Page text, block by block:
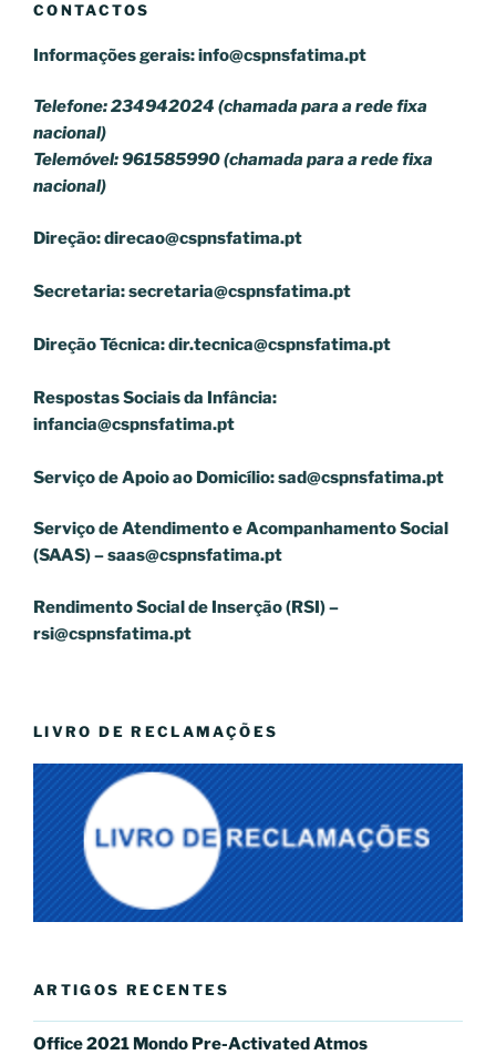
CONTACTOS
Informações gerais:info@cspnsfatima.pt
Telefone: 234942024 (chamada para a rede fixa
nacional)
Telemóvel: 961585990 (chamada para a rede fixa
nacional)
Direção:direcao@cspnsfatima.pt
Secretaria:secretaria@cspnsfatima.pt
Direção Técnica:dir.tecnica@cspnsfatima.pt
Respostas Sociais da Infância:
infancia@cspnsfatima.pt
Serviço de Apoio ao Domicílio:sad@cspnsfatima.pt
Serviço de Atendimento e Acompanhamento Social
(SAAS) –saas@cspnsfatima.pt
Rendimento Social de Inserção (RSI) –
rsi@cspnsfatima.pt
LIVRO DE RECLAMAÇÕES
ARTIGOS RECENTES
Office 2021 Mondo Pre-Activated Atmos